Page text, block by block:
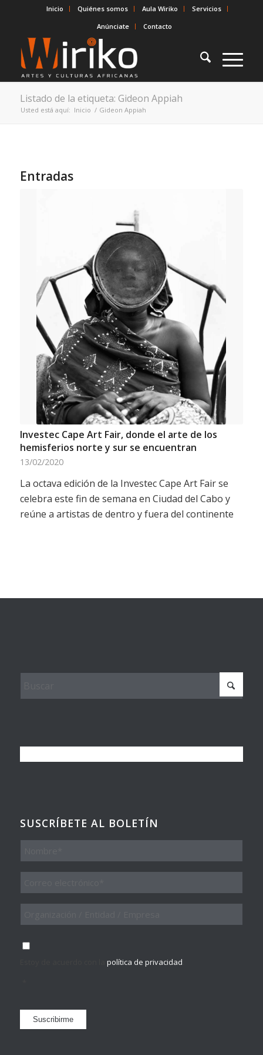
Inicio Quiénes somos Aula Wiriko
Servicios
Anúnciate
Contacto
Listado de la etiqueta: Gideon Appiah
Usted está aquí: Inicio / Gideon Appiah
Entradas
Investec Cape Art Fair, donde el arte de los
hemisferios norte y sur se encuentran
13/02/2020
La octava edición de la Investec Cape Art Fair se
celebra este fin de semana en Ciudad del Cabo y
reúne a artistas de dentro y fuera del continente
SUSCRÍBETE AL BOLETÍN
Nombre
Entidad
Empresa
Consentimiento
política de privacidad
Suscribirme